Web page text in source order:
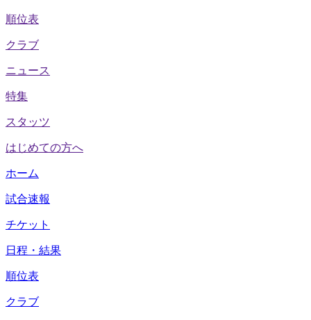
順位表
クラブ
ニュース
特集
スタッツ
はじめての方へ
ホーム
試合速報
チケット
日程・結果
順位表
クラブ